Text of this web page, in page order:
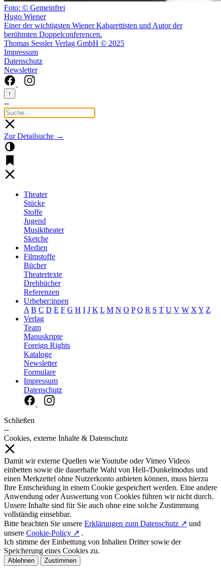
Foto: © Gemeinfrei
Hugo Wiener
Einer der wichtigsten Wiener Kabarettisten und Autor der
berühmten Doppelconferencen.
Thomas Sessler Verlag GmbH © 2025
Impressum
Datenschutz
Newsletter
↑
--
Zur Detailsuche →
Theater
Stücke
Stoffe
Jugend
Musiktheater
Sketche
Medien
Filmstoffe
Bücher
Theatertexte
Drehbücher
Referenzen
Urheber:innen
A B C D E F G H I J K L M N O P Q R S T U V W X Y Z
Verlag
Team
Manuskripte
Foreign Rights
Kataloge
Newsletter
Formulare
Impressum
Datenschutz
Schließen
--
Cookies, externe Inhalte & Datenschutz
Damit wir externe Quellen wie Youtube oder Vimeo Videos
einbetten sowie die dauerhafte Wahl von Hell-/Dunkelmodus und
einen Merkzettel ohne Nutzerkonto anbieten können, muss hierzu
Ihre Entscheidung in einem Cookie gespeichert werden. Eine andere
Anwendung oder Auswertung von Cookies führen wir nicht durch.
Unsere Inhalte sind für Sie auch ohne eine solche Zustimmung
vollständig einsehbar.
Bitte beachten Sie unsere Erklärungen zum Datenschutz ↗ und
unsere Cookie-Policy ↗ .
Ich stimme der Einbettung von Inhalten Dritter sowie der
Speicherung eines Cookies zu.
Ablehnen Zustimmen